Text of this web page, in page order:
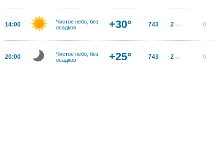
14:00
Чистое небо, без
осадков
+30° 743 2 м/с 0
20:00
Чистое небо, без
осадков
+25° 743 2 м/с 0